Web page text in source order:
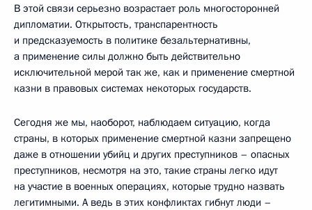
В этой связи серьезно возрастает роль многосторонней
дипломатии. Открытость, транспарентность
и предсказуемость в политике безальтернативны,
а применение силы должно быть действительно
исключительной мерой так же, как и применение смертной
казни в правовых системах некоторых государств.
Сегодня же мы, наоборот, наблюдаем ситуацию, когда
страны, в которых применение смертной казни запрещено
даже в отношении убийц и других преступников – опасных
преступников, несмотря на это, такие страны легко идут
на участие в военных операциях, которые трудно назвать
легитимными. А ведь в этих конфликтах гибнут люди –